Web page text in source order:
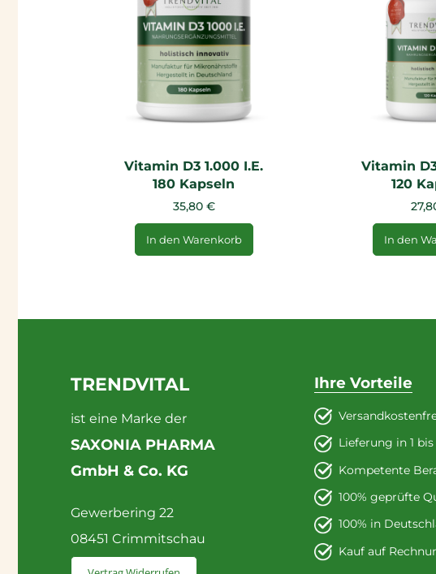
Vitamin D3 1.000 I.E.
180 Kapseln
35,80 €
In den Warenkorb
Vitamin
120
In den
TRENDVITAL
ist eine Marke der
SAXONIA PHARMA
GmbH & Co. KG
Gewerbering 22
08451 Crimmitschau
Ihre Vorteile
Lieferung in 1
Kompetente
100% geprüfte
100% in
Kauf auf